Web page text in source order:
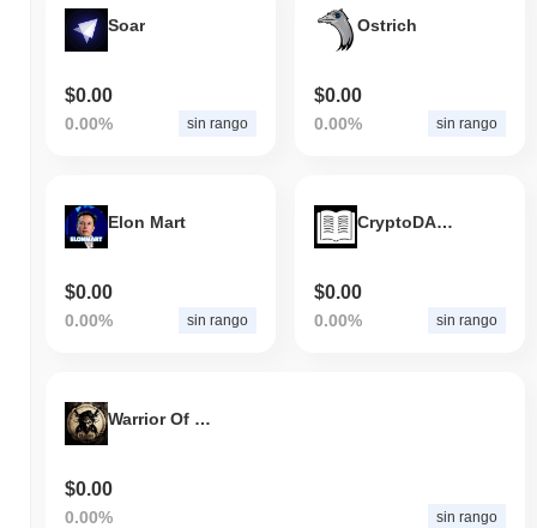
Soar
$0.00
0.00% sin rango
Ostrich
$0.00
0.00% sin rango
Elon Mart
$0.00
0.00% sin rango
CryptoDAO University
$0.00
0.00% sin rango
Warrior Of Tsuka
$0.00
0.00% sin rango